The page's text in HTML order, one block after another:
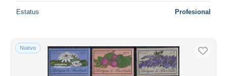
Estatus Profesional
Nuevo